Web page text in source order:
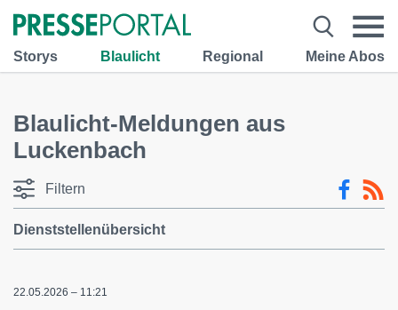
Storys Blaulicht Regional Meine Abos
Blaulicht-Meldungen aus
Luckenbach
Filtern
Dienststellenübersicht
22.05.2026 – 11:21